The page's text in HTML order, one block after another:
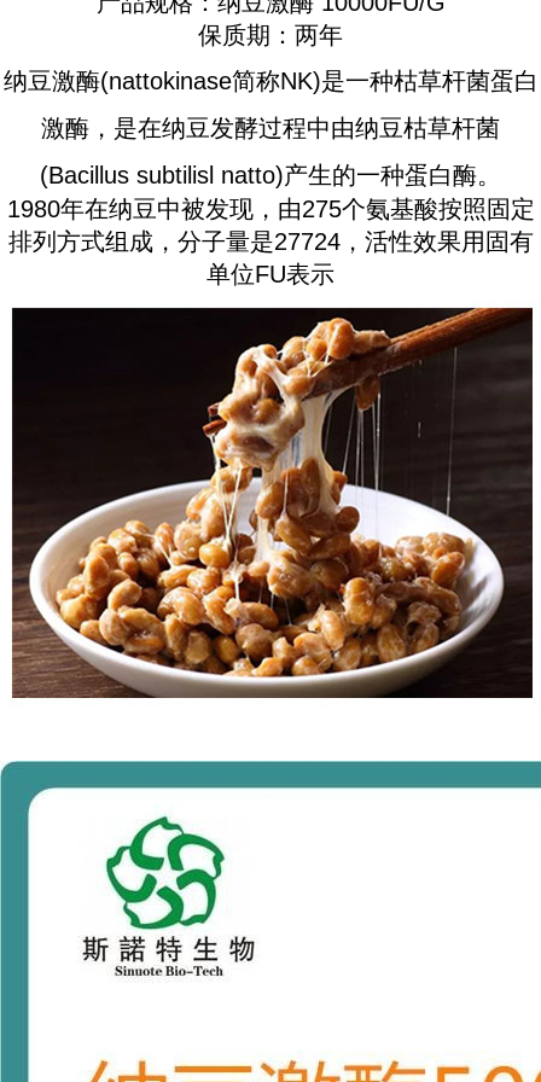
保质期：两年
纳豆激酶(nattokinase简称NK)是一种枯草杆菌蛋白
激酶，是在纳豆发酵过程中由纳豆枯草杆菌
(Bacillus subtilisl natto)产生的一种蛋白酶。
1980年在纳豆中被发现，由275个氨基酸按照固定
排列方式组成，分子量是27724，活性效果用固有
单位FU表示